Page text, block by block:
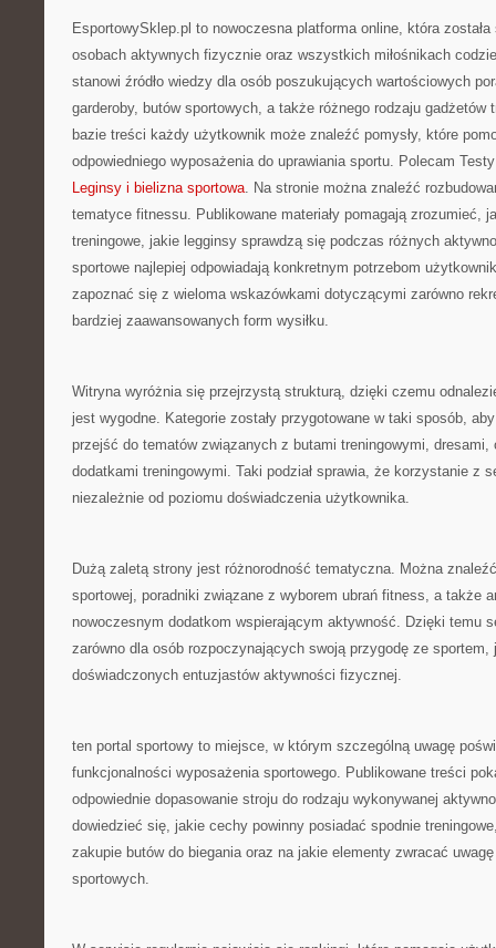
EsportowySklep.pl to nowoczesna platforma online, która
osobach aktywnych fizycznie oraz wszystkich miłośnikach
stanowi źródło wiedzy dla osób poszukujących wartościowych
garderoby, butów sportowych, a także różnego rodzaju gadżetów
bazie treści każdy użytkownik może znaleźć pomysły, które
odpowiedniego wyposażenia do uprawiania sportu. Polecam
Leginsy i bielizna sportowa. Na stronie można znaleźć
tematyce fitnessu. Publikowane materiały pomagają zrozumieć,
treningowe, jakie legginsy sprawdzą się podczas różnych
sportowe najlepiej odpowiadają konkretnym potrzebom
zapoznać się z wieloma wskazówkami dotyczącymi zarówno
bardziej zaawansowanych form wysiłku.
Witryna wyróżnia się przejrzystą strukturą, dzięki czemu
jest wygodne. Kategorie zostały przygotowane w taki sposób,
przejść do tematów związanych z butami treningowymi,
dodatkami treningowymi. Taki podział sprawia, że korzystanie z
niezależnie od poziomu doświadczenia użytkownika.
Dużą zaletą strony jest różnorodność tematyczna. Można
sportowej, poradniki związane z wyborem ubrań fitness, a także
nowoczesnym dodatkom wspierającym aktywność. Dzięki temu
zarówno dla osób rozpoczynających swoją przygodę ze sportem,
doświadczonych entuzjastów aktywności fizycznej.
ten portal sportowy to miejsce, w którym szczególną uwagę
funkcjonalności wyposażenia sportowego. Publikowane treści
odpowiednie dopasowanie stroju do rodzaju wykonywanej
dowiedzieć się, jakie cechy powinny posiadać spodnie
zakupie butów do biegania oraz na jakie elementy zwracać
sportowych.